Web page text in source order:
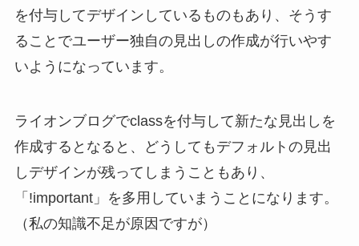
を付与してデザインしているものもあり、そうす
ることでユーザー独自の見出しの作成が行いやす
いようになっています。
ライオンブログでclassを付与して新たな見出しを
作成するとなると、どうしてもデフォルトの見出
しデザインが残ってしまうこともあり、
「!important」を多用していまうことになります。
（私の知識不足が原因ですが）